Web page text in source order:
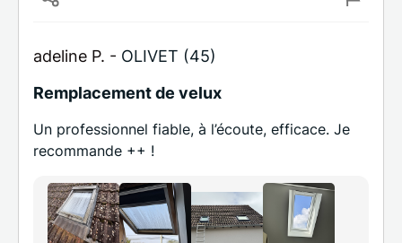
adeline P. - OLIVET (45)
Remplacement de velux
Un professionnel fiable, à l’écoute, efficace. Je
recommande ++ !